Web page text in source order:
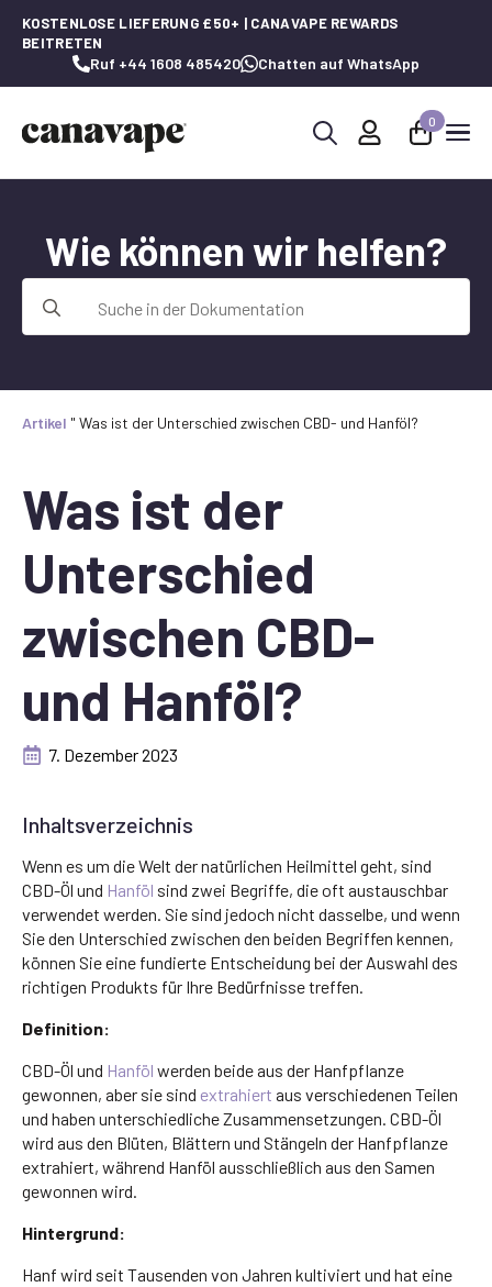
KOSTENLOSE LIEFERUNG £50+ | CANAVAPE REWARDS
BEITRETEN
Ruf +44 1608 485420 Chatten auf WhatsApp
0
Wie können wir helfen?
nach:
Artikel " Was ist der Unterschied zwischen CBD- und Hanföl?
Was ist der
Unterschied
zwischen CBD-
und Hanföl?
7. Dezember 2023
Wenn es um die Welt der natürlichen Heilmittel geht, sind
CBD-Öl und Hanföl sind zwei Begriffe, die oft austauschbar
verwendet werden. Sie sind jedoch nicht dasselbe, und wenn
Sie den Unterschied zwischen den beiden Begriffen kennen,
können Sie eine fundierte Entscheidung bei der Auswahl des
richtigen Produkts für Ihre Bedürfnisse treffen.
Definition:
CBD-Öl und Hanföl werden beide aus der Hanfpflanze
gewonnen, aber sie sind extrahiert aus verschiedenen Teilen
und haben unterschiedliche Zusammensetzungen. CBD-Öl
wird aus den Blüten, Blättern und Stängeln der Hanfpflanze
extrahiert, während Hanföl ausschließlich aus den Samen
gewonnen wird.
Hintergrund:
Hanf wird seit Tausenden von Jahren kultiviert und hat eine
Inhaltsverzeichnis